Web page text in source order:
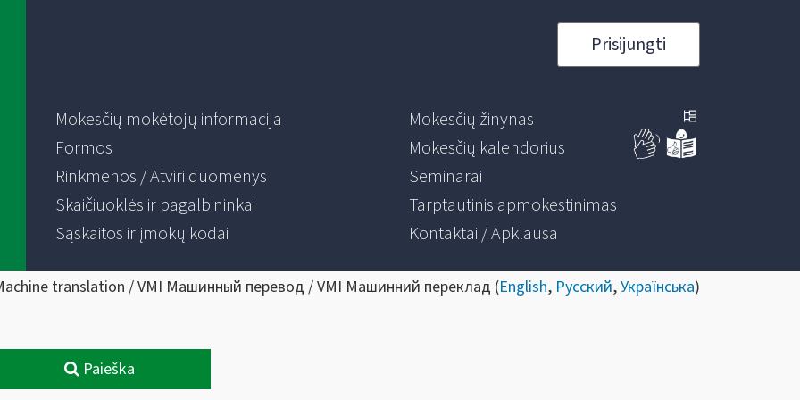
Prisijungti
Mokesčių mokėtojų informacija
Formos
Rinkmenos / Atviri duomenys
Skaičiuoklės ir pagalbininkai
Sąskaitos ir įmokų kodai
Mokesčių žinynas
Mokesčių kalendorius
Seminarai
Tarptautinis apmokestinimas
Kontaktai / Apklausa
translation / VMI Машинный перевод / VMI Машинний переклад (English, Русский,Українська)
Paieška